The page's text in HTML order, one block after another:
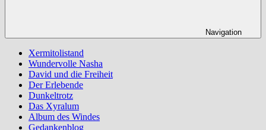
Navigation
Xermitolistand
Wundervolle Nasha
David und die Freiheit
Der Erlebende
Dunkeltrotz
Das Xyralum
Album des Windes
Gedankenblog